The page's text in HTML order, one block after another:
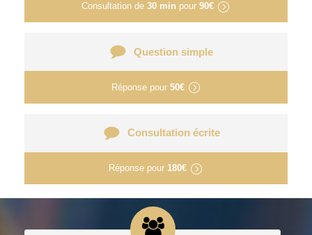
Consultation de 30 min pour 90€
Question simple
Réponse pour 50€
Consultation écrite
Réponse pour 180€